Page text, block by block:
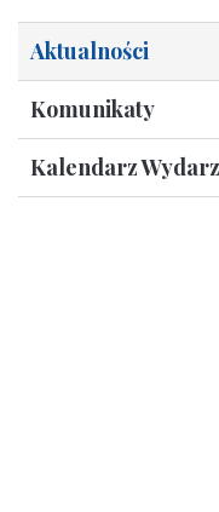
Aktualności
Komunikaty
Kalendarz